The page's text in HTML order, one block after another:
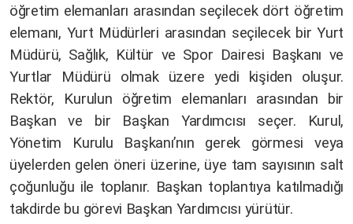
öğretim elemanları arasından seçilecek dört öğretim
elemanı, Yurt Müdürleri arasından seçilecek bir Yurt
Müdürü, Sağlık, Kültür ve Spor Dairesi Başkanı ve
Yurtlar Müdürü olmak üzere yedi kişiden oluşur.
Rektör, Kurulun öğretim elemanları arasından bir
Başkan ve bir Başkan Yardımcısı seçer. Kurul,
Yönetim Kurulu Başkanı’nın gerek görmesi veya
üyelerden gelen öneri üzerine, üye tam sayısının salt
çoğunluğu ile toplanır. Başkan toplantıya katılmadığı
takdirde bu görevi Başkan Yardımcısı yürütür.